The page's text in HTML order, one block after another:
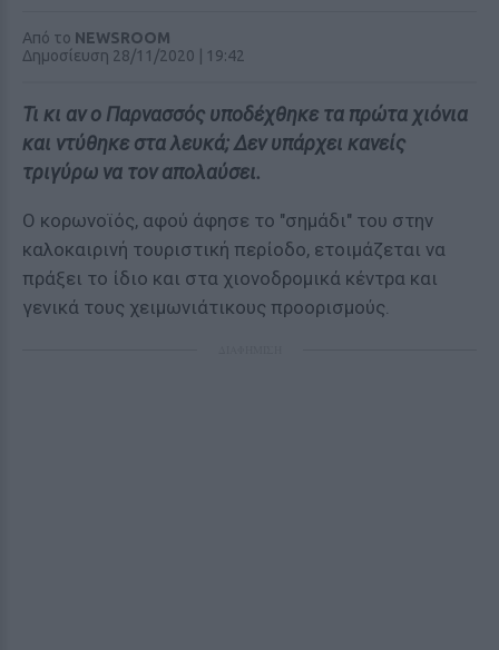
Από το NEWSROOM
Δημοσίευση 28/11/2020 | 19:42
Τι κι αν ο Παρνασσός υποδέχθηκε τα πρώτα χιόνια
και ντύθηκε στα λευκά; Δεν υπάρχει κανείς
τριγύρω να τον απολαύσει.
Ο κορωνοϊός, αφού άφησε το "σημάδι" του στην
καλοκαιρινή τουριστική περίοδο, ετοιμάζεται να
πράξει το ίδιο και στα χιονοδρομικά κέντρα και
γενικά τους χειμωνιάτικους προορισμούς.